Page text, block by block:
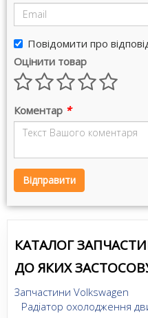
Повідомити про
Оцінити товар
Коментар *
Відправити
КАТАЛОГ
ДО ЯКИХ
Запчастини Volkswagen
Радіатор охолодження